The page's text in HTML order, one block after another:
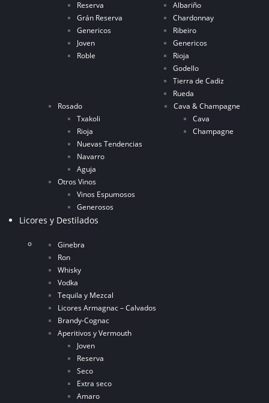
Reserva
Grán Reserva
Genericos
Joven
Roble
Albariño
Chardonnay
Ribeiro
Genericos
Rioja
Godello
Tierra de Cadiz
Rueda
Rosado
Txakoli
Rioja
Nuevas Tendencias
Navarro
Aguja
Cava & Champagne
Cava
Champagne
Otros Vinos
Vinos Espumosos
Generosos
Licores y Destilados
Ginebra
Ron
Whisky
Vodka
Tequila y Mezcal
Licores Armagnac – Calvados
Brandy-Cognac
Aperitivos y Vermouth
Joven
Reserva
Seco
Extra seco
Amaro